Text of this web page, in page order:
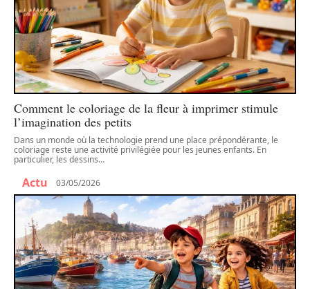
Comment le coloriage de la fleur à imprimer stimule
l’imagination des petits
Dans un monde où la technologie prend une place prépondérante, le
coloriage reste une activité privilégiée pour les jeunes enfants. En
particulier, les dessins…
Actu 03/05/2026